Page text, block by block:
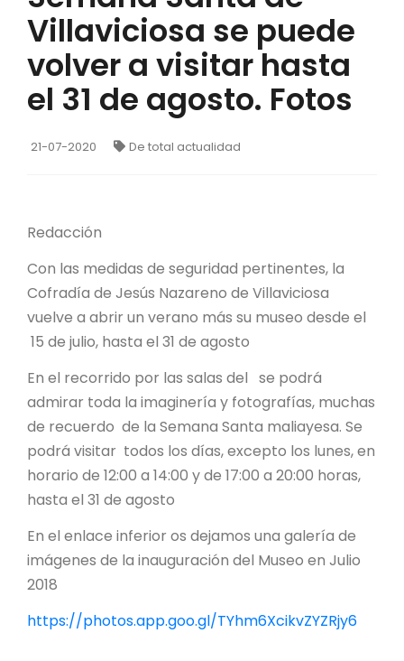
Villaviciosa se puede
volver a visitar hasta
el 31 de agosto. Fotos
21-07-2020 De total actualidad
Redacción
Con las medidas de seguridad pertinentes, la
Cofradía de Jesús Nazareno de Villaviciosa
vuelve a abrir un verano más su museo desde el
15 de julio, hasta el 31 de agosto
En el recorrido por las salas del se podrá
admirar toda la imaginería y fotografías, muchas
de recuerdo de la Semana Santa maliayesa. Se
podrá visitar todos los días, excepto los lunes, en
horario de 12:00 a 14:00 y de 17:00 a 20:00 horas,
hasta el 31 de agosto
En el enlace inferior os dejamos una galería de
imágenes de la inauguración del Museo en Julio
2018
https://photos.app.goo.gl/TYhm6XcikvZYZRjy6